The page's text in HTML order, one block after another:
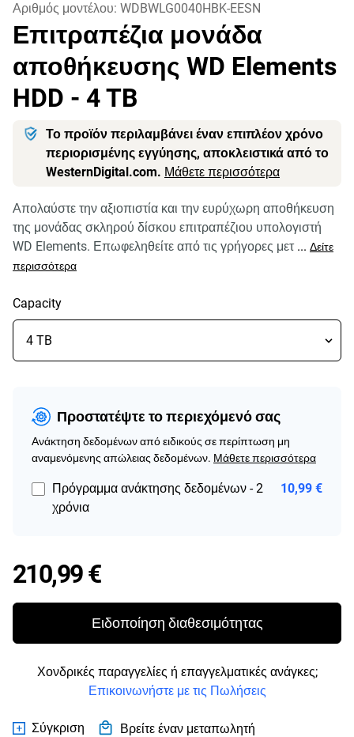
Αριθμός μοντέλου: WDBWLG0040HBK-EESN
Επιτραπέζια μονάδα
αποθήκευσης WD Elements
HDD - 4 TB
Το προϊόν περιλαμβάνει έναν επιπλέον χρόνο
περιορισμένης εγγύησης, αποκλειστικά από το
WesternDigital.com. Μάθετε περισσότερα
Απολαύστε την αξιοπιστία και την ευρύχωρη αποθήκευση
της μονάδας σκληρού δίσκου επιτραπέζιου υπολογιστή
WD Elements. Επωφεληθείτε από τις γρήγορες μετ ... Δείτε
περισσότερα
Capacity
Προστατέψτε το περιεχόμενό σας
Ανάκτηση δεδομένων από ειδικούς σε περίπτωση μη
αναμενόμενης απώλειας δεδομένων. Μάθετε περισσότερα
Πρόγραμμα ανάκτησης δεδομένων - 2
χρόνια
10,99 €
210,99 €Price 210,99 €
Ειδοποίηση διαθεσιμότητας
Χονδρικές παραγγελίες ή επαγγελματικές ανάγκες;
Επικοινωνήστε με τις Πωλήσεις
Σύγκριση Βρείτε έναν μεταπωλητή